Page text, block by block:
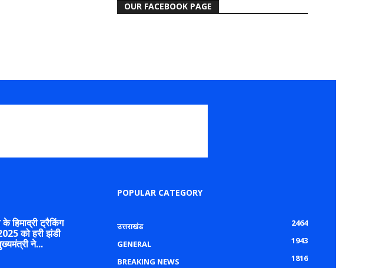
OUR FACEBOOK PAGE
के हिमाद्री ट्रैकिंग
को हरी झंडी
ने...
POPULAR CATEGORY
उत्तराखंड
2464
GENERAL
1943
BREAKING NEWS
1816